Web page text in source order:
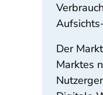
Der
Marktes